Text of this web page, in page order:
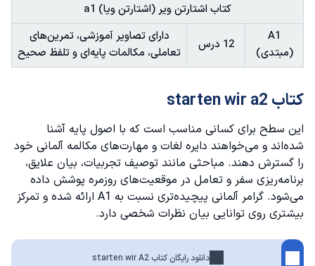
کتاب اشتارتن ویر (اشتارتن ویا) a1
A1
(مبتدی)
12 درس
دارای تصاویر آموزشی، تمرین‌های
تعاملی، مکالمات پایه‌ای و تلفظ صحیح
کتاب starten wir a2
این سطح برای کسانی مناسب است که با اصول پایه آشنا
شده‌اند و می‌خواهند دایره لغات و مهارت‌های مکالمه آلمانی خود
را گسترش دهند. مباحثی مانند توصیف تجربیات، بیان علایق،
برنامه‌ریزی سفر و تعامل در موقعیت‌های روزمره پوشش داده
می‌شود. گرامر آلمانی
پیچیده‌تری نسبت به A1 ارائه شده و تمرکز
بیشتری روی توانایی بیان نظرات شخصی دارد.
دانلود رایگان کتاب starten wir A2